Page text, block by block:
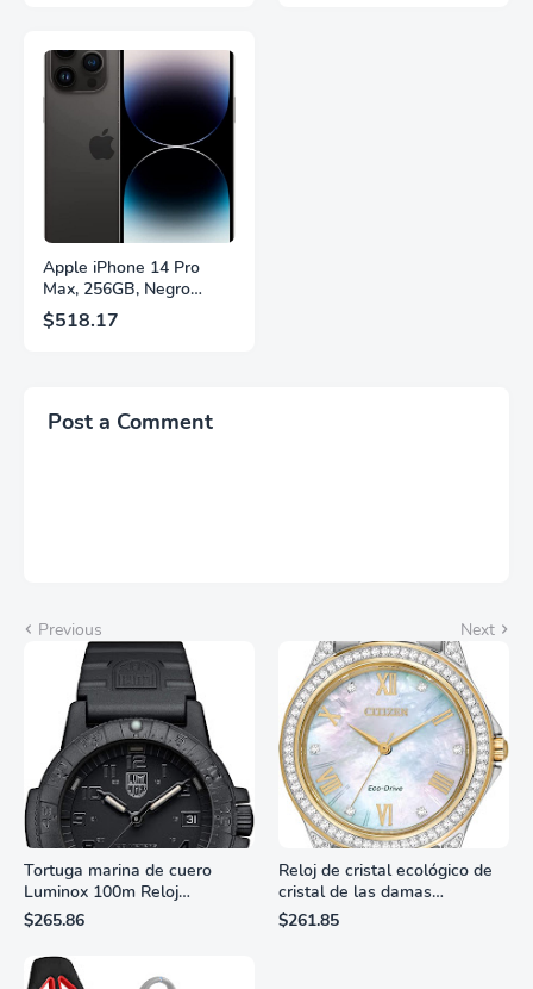
Panel IPS, AMD
FreeSync™ Premium,
Ecualizador Negro,
Cambio Automático de
Fuente,
LS27FG532ENXZA
Apple iPhone 14 Pro
Max, 256GB, Negro
Espacial - Desbloqueado
(Renovado)
$518.17
Post a Comment
Previous Next
Tortuga marina de cuero
Luminox 100m Reloj
analógico de cuarzo
resistente al agua
$265.86
Reloj de cristal ecológico de
cristal de las damas
ciudadanas, 3 manos,
marcadores de números
$261.85